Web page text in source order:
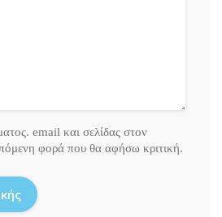
email και σελίδας στον
φορά που θα αφήσω κριτική.